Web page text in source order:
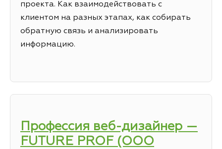
проекта. Как взаимодействовать с
клиентом на разных этапах, как собирать
обратную связь и анализировать
информацию.
Профессия веб-дизайнер —
FUTURE PROF (ООО